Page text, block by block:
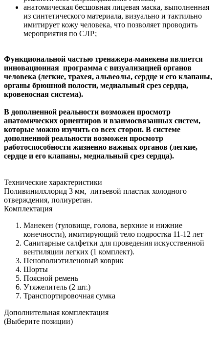
анатомическая бесшовная лицевая маска, выполненная
из синтетического материала, визуально и тактильно
имитирует кожу человека, что позволяет проводить
мероприятия по СЛР;
Функциональной частью тренажера-манекена является
инновационная программа с визуализацией органов
человека (легкие, трахея, альвеолы, сердце и его клапаны,
органы брюшной полости, медиальный срез сердца,
кровеносная система).
В дополненной реальности возможен просмотр
анатомических ориентиров и взаимосвязанных систем,
которые можно изучить со всех сторон. В системе
дополненной реальности возможен просмотр
работоспособности жизненно важных органов (легкие,
сердце и его клапаны, медиальный срез сердца).
Технические характеристики
Поливинилхлорид 3 мм, литьевой пластик холодного
отверждения, полиуретан.
Комплектация
Манекен (туловище, голова, верхние и нижние
конечности), имитирующий тело подростка 11-12 лет
Санитарные салфетки для проведения искусственной
вентиляции легких (1 комплект).
Пенополиэтиленовый коврик
Шорты
Поясной ремень
Утяжелитель (2 шт.)
Транспортировочная сумка
Дополнительная комплектация
(Выберите позиции)